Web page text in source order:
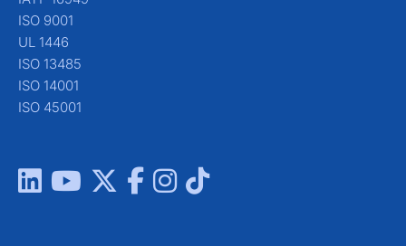
ISO 9001
UL 1446
ISO 13485
ISO 14001
ISO 45001